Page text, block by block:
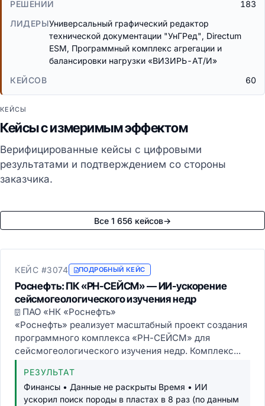
183
Универсальный графический редактор
технической документации "УнГРед", Directum
ESM, Программный комплекс агрегации и
балансировки нагрузки «ВИЗИРЬ-АТ/И»
60
КЕЙСЫ
Кейсы с измеримым эффектом
Верифицированные кейсы с цифровыми
результатами и подтверждением со стороны
заказчика.
Все 1 656 кейсов→
КЕЙС #3074 ПОДРОБНЫЙ КЕЙС
Роснефть: ПК «РН-СЕЙСМ» — ИИ-ускорение
сейсмогеологического изучения недр
ПАО «НК «Роснефть»
«Роснефть» реализует масштабный проект создания
программного комплекса «РН-СЕЙСМ» для
сейсмогеологического изучения недр. Комплекс...
РЕЗУЛЬТАТ
Финансы • Данные не раскрыты Время • ИИ
ускорил поиск породы в пластах в 8 раз (по данным